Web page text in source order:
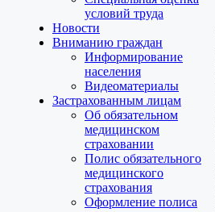
условий труда
Новости
Вниманию граждан
Информирование
населения
Видеоматериалы
Застрахованным лицам
Об обязательном
медицинском
страховании
Полис обязательного
медицинского
страхования
Оформление полиса